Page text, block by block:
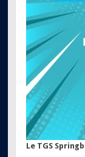
Le TGS